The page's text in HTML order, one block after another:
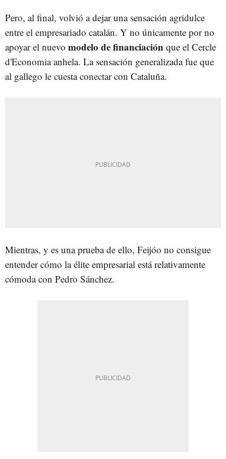
Pero, al final, volvió a dejar una sensación agridulce
entre el empresariado catalán. Y no únicamente por no
apoyar el nuevo modelo de financiación que el Cercle
d'Economia anhela. La sensación generalizada fue que
al gallego le cuesta conectar con Cataluña.
Mientras, y es una prueba de ello, Feijóo no consigue
entender cómo la élite empresarial está relativamente
cómoda con Pedro Sánchez.